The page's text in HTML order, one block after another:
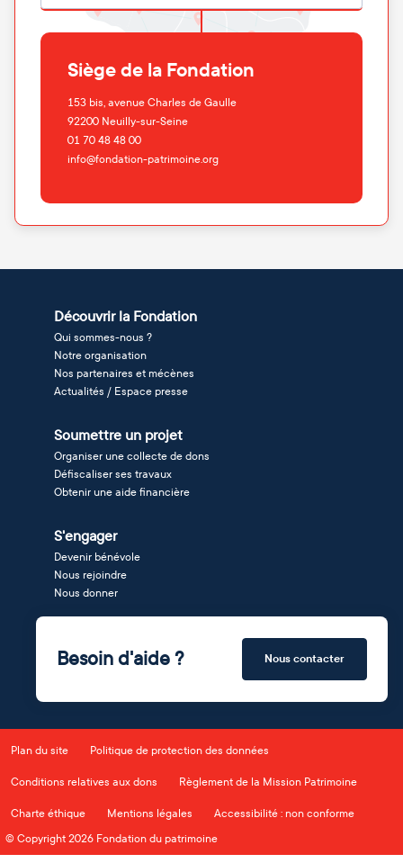
Siège de la Fondation
153 bis, avenue Charles de Gaulle
92200 Neuilly-sur-Seine
01 70 48 48 00
info@fondation-patrimoine.org
Découvrir la Fondation
Qui sommes-nous ?
Notre organisation
Nos partenaires et mécènes
Actualités / Espace presse
Soumettre un projet
Organiser une collecte de dons
Défiscaliser ses travaux
Obtenir une aide financière
S'engager
Devenir bénévole
Nous rejoindre
Nous donner
Besoin d'aide ? Nous contacter
Plan du site Politique de protection des données
Conditions relatives aux dons Règlement de la Mission Patrimoine
Charte éthique Mentions légales
Accessibilité : non conforme
© Copyright 2026 Fondation du patrimoine